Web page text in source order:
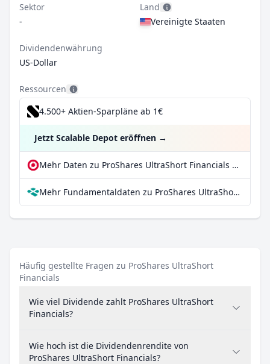
Sektor
-
Land
Vereinigte Staaten
Dividendenwährung
US-Dollar
Ressourcen
4.500+ Aktien-Sparpläne ab 1€
Jetzt Scalable Depot eröffnen →
Mehr Daten zu ProShares UltraShort Financials bei extraETF
Mehr Fundamentaldaten zu ProShares UltraShort Financials bei Parqet
Häufig gestellte Fragen zu ProShares UltraShort
Financials
Wie viel Dividende zahlt ProShares UltraShort
Financials?
Wie hoch ist die Dividendenrendite von
ProShares UltraShort Financials?